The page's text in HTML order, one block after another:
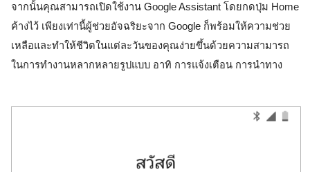
จากนั้นคุณสามารถเปิดใช้งาน Google Assistant โดยกดปุ่ม Home
ค้างไว้ เพียงเท่านี้ผู้ช่วยอัจฉริยะจาก Google ก็พร้อมให้ความช่วย
เหลือและทำให้ชีวิตในแต่ละวันของคุณง่ายขึ้นด้วยความสามารถ
ในการทำงานหลากหลายรูปแบบ อาทิ การแจ้งเตือน การนำทาง